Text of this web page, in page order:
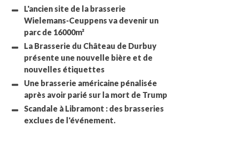
L'ancien site de la brasserie
Wielemans-Ceuppens va devenir un
parc de 16000m²
La Brasserie du Château de Durbuy
présente une nouvelle bière et de
nouvelles étiquettes
Une brasserie américaine pénalisée
après avoir parié sur la mort de Trump
Scandale à Libramont : des brasseries
exclues de l'événement.